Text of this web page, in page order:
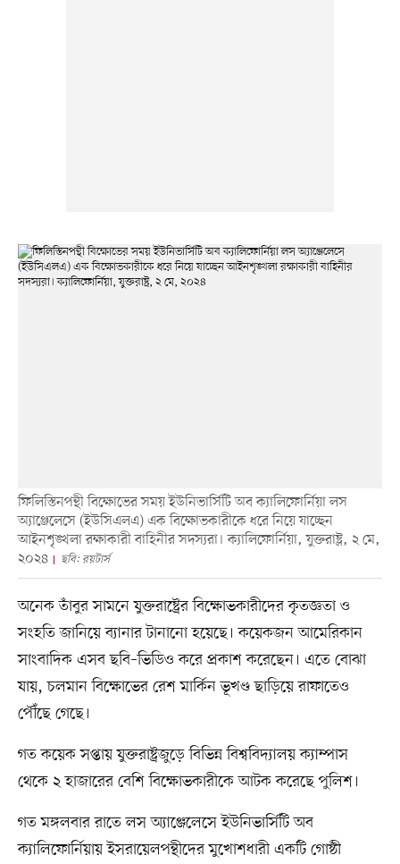
ফিলিস্তিনপন্থী বিক্ষোভের সময় ইউনিভার্সিটি অব ক্যালিফোর্নিয়া লস
অ্যাঞ্জেলেসে (ইউসিএলএ) এক বিক্ষোভকারীকে ধরে নিয়ে যাচ্ছেন
আইনশৃঙ্খলা রক্ষাকারী বাহিনীর সদস্যরা। ক্যালিফোর্নিয়া, যুক্তরাষ্ট্র, ২ মে,
২০২৪
ছবি: রয়টার্স
অনেক তাঁবুর সামনে যুক্তরাষ্ট্রের বিক্ষোভকারীদের কৃতজ্ঞতা ও
সংহতি জানিয়ে ব্যানার টানানো হয়েছে। কয়েকজন আমেরিকান
সাংবাদিক এসব ছবি–ভিডিও করে প্রকাশ করেছেন। এতে বোঝা
যায়, চলমান বিক্ষোভের রেশ মার্কিন ভূখণ্ড ছাড়িয়ে রাফাতেও
পৌঁছে গেছে।
গত কয়েক সপ্তায় যুক্তরাষ্ট্রজুড়ে বিভিন্ন বিশ্ববিদ্যালয় ক্যাম্পাস
থেকে ২ হাজারের বেশি বিক্ষোভকারীকে আটক করেছে পুলিশ।
গত মঙ্গলবার রাতে লস অ্যাঞ্জেলেসে ইউনিভার্সিটি অব
ক্যালিফোর্নিয়ায় ইসরায়েলপন্থীদের মুখোশধারী একটি গোষ্ঠী